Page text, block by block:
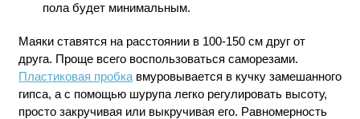
пола будет минимальным.
Маяки ставятся на расстоянии в 100-150 см друг от
друга. Проще всего воспользоваться саморезами.
Пластиковая пробкавмуровывается в кучку замешанного
гипса, а с помощью шурупа легко регулировать высоту,
просто закручивая или выкручивая его. Равномерность